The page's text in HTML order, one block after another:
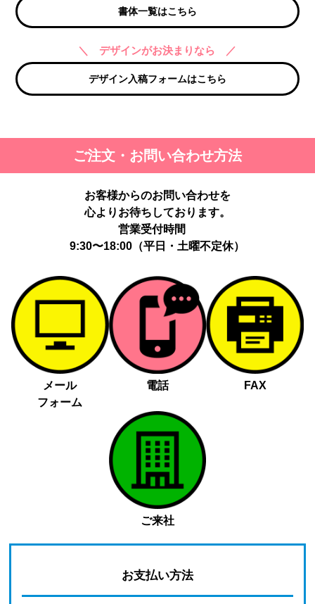
書体一覧はこちら
＼ デザインがお決まりなら ／
デザイン入稿フォームはこちら
ご注文・お問い合わせ方法
お客様からのお問い合わせを
心よりお待ちしております。
営業受付時間
9:30〜18:00（平日・土曜不定休）
メール
フォーム
電話 FAX
ご来社
お支払い方法